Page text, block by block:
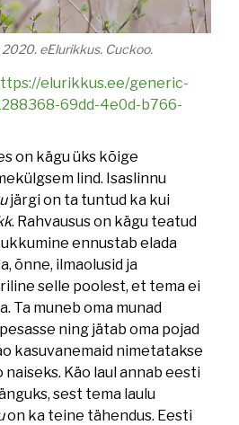
2020. eElurikkus. Cuckoo.
elurikkus.ee/generic-
69dd-4e0d-b766-
on kägu üks kõige
lind. Isaslinnu
järgi on ta tuntud ka kui
. Rahvausus on kägu teatud
ennustab elada
õnne, ilmaolusid ja
selle poolest, et tema ei
Ta muneb oma munad
ning jätab oma pojad
kasuvanemaid nimetatakse
naiseks. Käo laul annab eesti
sest tema laulu
on ka teine tähendus. Eesti